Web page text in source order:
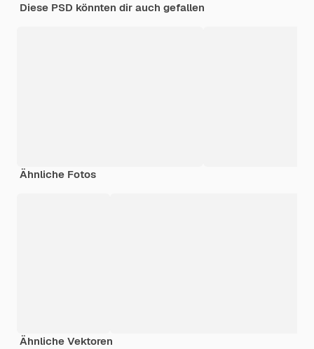
Diese PSD könnten dir auch gefallen
Ähnliche Fotos
Ähnliche Vektoren